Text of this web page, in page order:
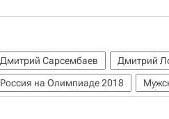
Дмитрий Сарсембаев Дмитрий
Россия на Олимпиаде 2018